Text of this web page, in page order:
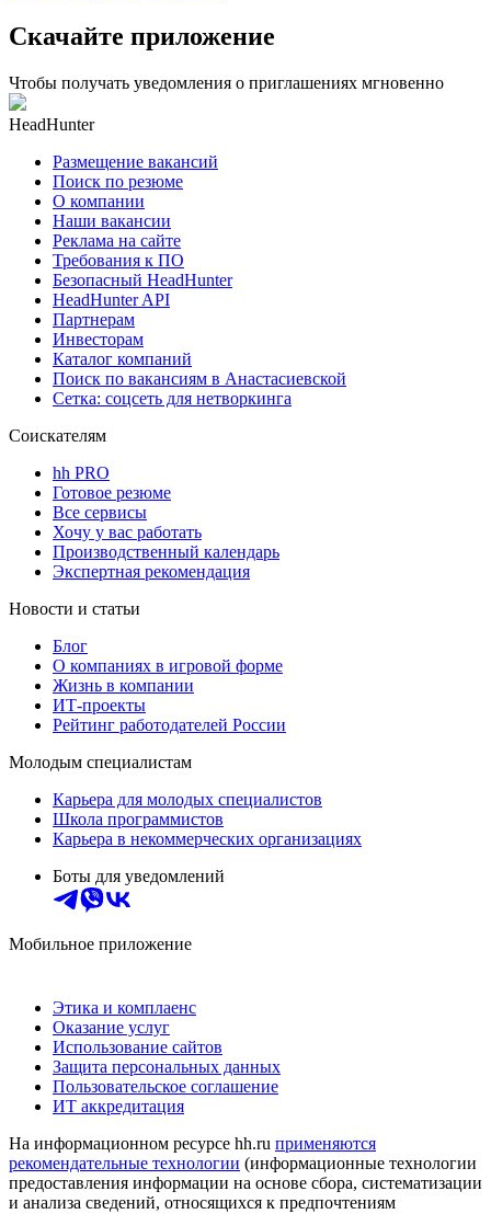
Скачайте приложение
Чтобы получать уведомления о приглашениях мгновенно
HeadHunter
Размещение вакансий
Поиск по резюме
О компании
Наши вакансии
Реклама на сайте
Требования к ПО
Безопасный HeadHunter
HeadHunter API
Партнерам
Инвесторам
Каталог компаний
Поиск по вакансиям в Анастасиевской
Сетка: соцсеть для нетворкинга
Соискателям
hh PRO
Готовое резюме
Все сервисы
Хочу у вас работать
Производственный календарь
Экспертная рекомендация
Новости и статьи
Блог
О компаниях в игровой форме
Жизнь в компании
ИТ-проекты
Рейтинг работодателей России
Молодым специалистам
Карьера для молодых специалистов
Школа программистов
Карьера в некоммерческих организациях
Боты для уведомлений
Мобильное приложение
Этика и комплаенс
Оказание услуг
Использование сайтов
Защита персональных данных
Пользовательское соглашение
ИТ аккредитация
На информационном ресурсе hh.ru применяются
рекомендательные технологии (информационные технологии
предоставления информации на основе сбора, систематизации
и анализа сведений, относящихся к предпочтениям